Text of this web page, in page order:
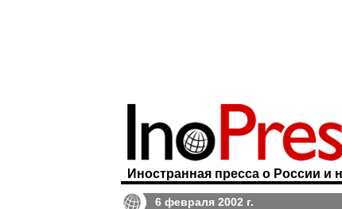
Иностранная пресса о России и
6 февраля 2002 г.